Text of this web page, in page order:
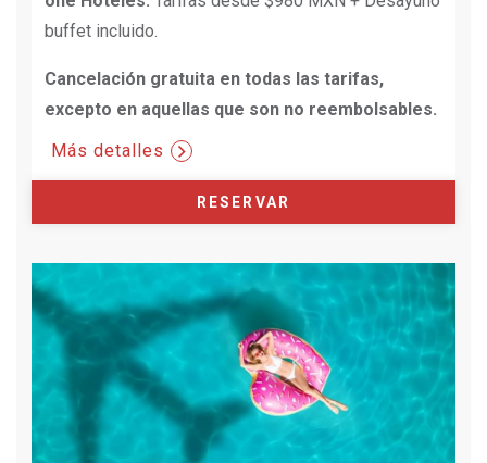
buffet incluido.
Cancelación gratuita en todas las tarifas,
excepto en aquellas que son no reembolsables.
Más detalles
RESERVAR